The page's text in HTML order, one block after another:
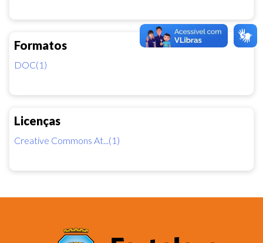
Formatos
DOC(1)
Licenças
Creative Commons At...(1)